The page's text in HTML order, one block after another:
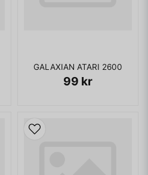
GALAXIAN ATARI 2600
99 kr